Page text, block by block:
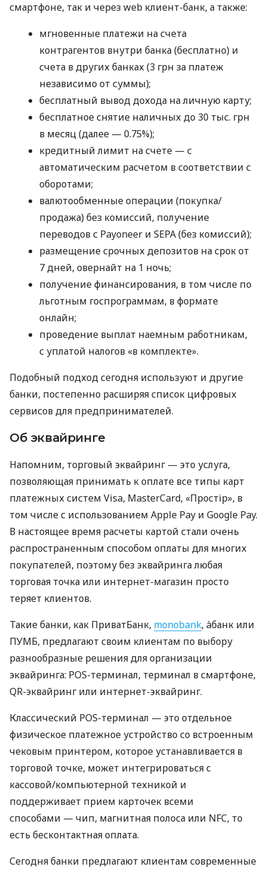
смартфоне, так и через web клиент-банк, а также:
мгновенные платежи на счета
контрагентов внутри банка (бесплатно) и
счета в других банках (3 грн за платеж
независимо от суммы);
бесплатный вывод дохода на личную карту;
бесплатное снятие наличных до 30 тыс. грн
в месяц (далее — 0.75%);
кредитный лимит на счете — с
автоматическим расчетом в соответствии с
оборотами;
валютообменные операции (покупка/
продажа) без комиссий, получение
переводов с Payoneer и SEPA (без комиссий);
размещение срочных депозитов на срок от
7 дней, овернайт на 1 ночь;
получение финансирования, в том числе по
льготным госпрограммам, в формате
онлайн;
проведение выплат наемным работникам,
с уплатой налогов «в комплекте».
Подобный подход сегодня используют и другие
банки, постепенно расширяя список цифровых
сервисов для предпринимателей.
Об эквайринге
Напомним, торговый эквайринг — это услуга,
позволяющая принимать к оплате все типы карт
платежных систем Visa, MasterCard, «Простір», в
том числе с использованием Apple Pay и Google Pay.
В настоящее время расчеты картой стали очень
распространенным способом оплаты для многих
покупателей, поэтому без эквайринга любая
торговая точка или интернет-магазин просто
теряет клиентов.
Такие банки, как ПриватБанк, monobank, àбанк или
ПУМБ, предлагают своим клиентам по выбору
разнообразные решения для организации
эквайринга: POS-терминал, терминал в смартфоне,
QR-эквайринг или интернет-эквайринг.
Классический POS-терминал — это отдельное
физическое платежное устройство со встроенным
чековым принтером, которое устанавливается в
торговой точке, может интегрироваться с
кассовой/компьютерной техникой и
поддерживает прием карточек всеми
способами — чип, магнитная полоса или NFC, то
есть бесконтактная оплата.
Сегодня банки предлагают клиентам современные